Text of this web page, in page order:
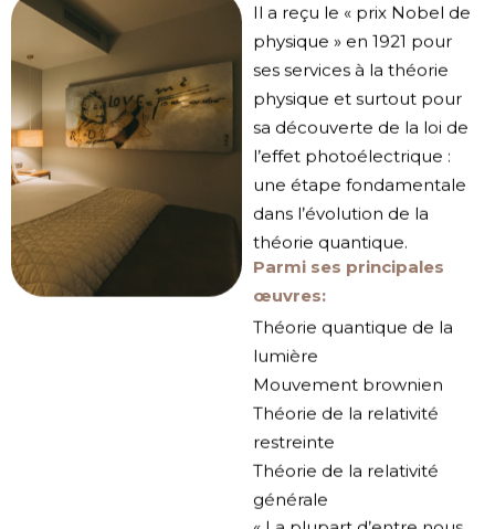
Il a reçu le « prix Nobel de
physique » en 1921 pour
ses services à la théorie
physique et surtout pour
sa découverte de la loi de
l’effet photoélectrique :
une étape fondamentale
dans l’évolution de la
théorie quantique.
Parmi ses principales
œuvres:
Théorie quantique de la
lumière
Mouvement brownien
Théorie de la relativité
restreinte
Théorie de la relativité
générale
« La plupart d’entre nous